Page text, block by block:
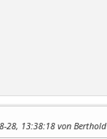
28, 13:38:18 von Berthold